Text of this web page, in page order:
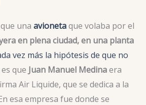
una avionetaque volaba por el
en plena ciudad, en una planta
vez más la hipótesis de que no
es que Juan Manuel Medinaera
Air Liquide, que se dedica a la
esa empresa fue donde se